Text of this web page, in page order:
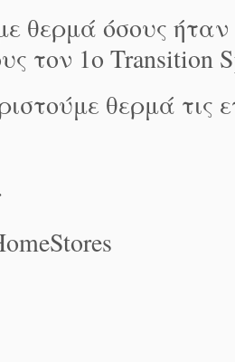
θερμά όσους ήταν
τον 1ο Transition
θερμά τις